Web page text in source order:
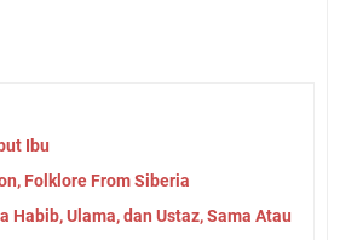
Ibu
Folklore From Siberia
Habib, Ulama, dan Ustaz, Sama Atau